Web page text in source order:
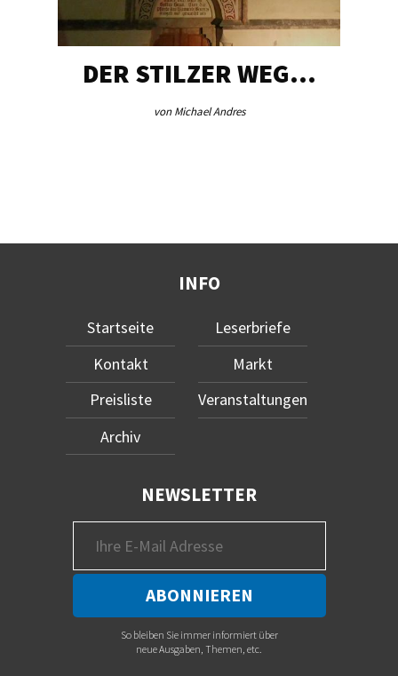
DER STILZER WEG…
von Michael Andres
INFO
Startseite
Kontakt
Preisliste
Archiv
Leserbriefe
Markt
Veranstaltungen
NEWSLETTER
So bleiben Sie immer informiert über
neue Ausgaben, Themen, etc.